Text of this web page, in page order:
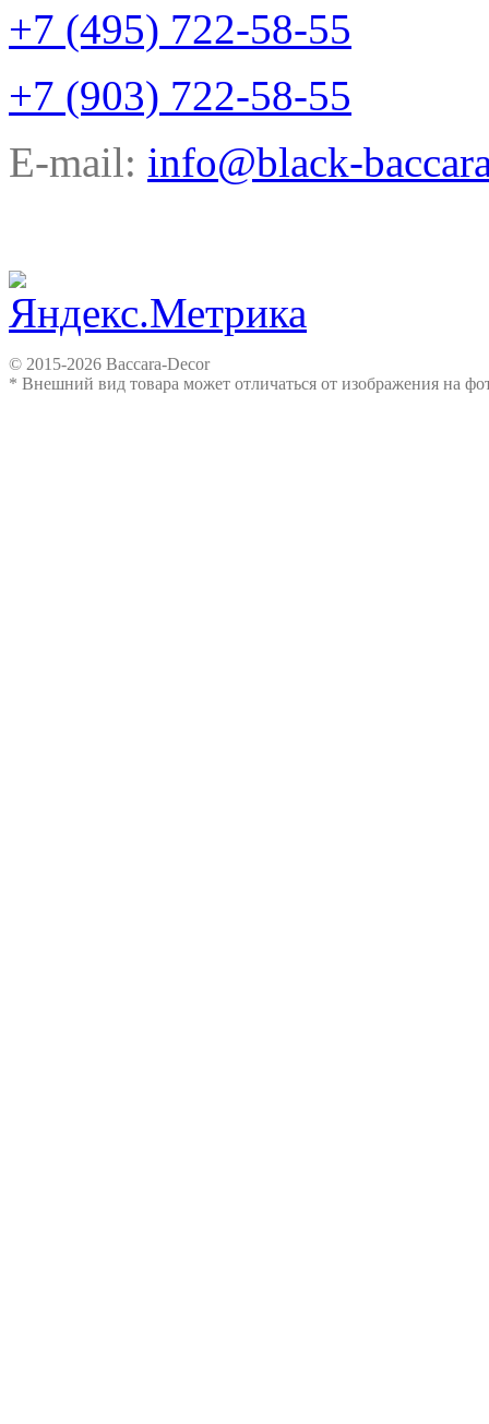
+7 (495) 722-58-55
+7 (903) 722-58-55
E-mail: info@black-
© 2015-2026 Baccara-Decor
* Внешний вид товара может отличаться от изображения на